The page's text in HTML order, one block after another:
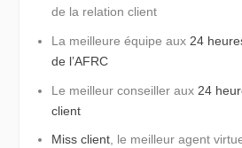
de la relation client
La meilleure équipe aux 24
de l’AFRC
Le meilleur conseiller aux 24
client
Miss client, le meilleur agent